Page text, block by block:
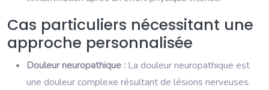
Cas particuliers nécessitant une
approche personnalisée
Douleur neuropathique : La douleur neuropathique est
une douleur complexe résultant de lésions nerveuses.